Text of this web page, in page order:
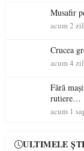
Musafir
acum 2
acum 4
Fără
rutiere…
acum 1
ULTIMELE